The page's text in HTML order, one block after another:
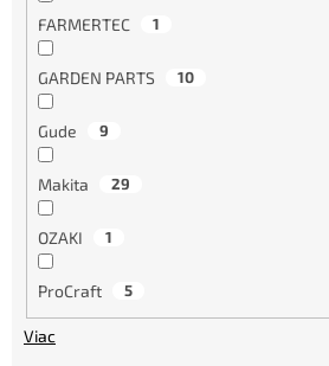
FARMERTEC 1
GARDEN PARTS 10
Gude 9
Makita 29
OZAKI 1
ProCraft 5
Viac